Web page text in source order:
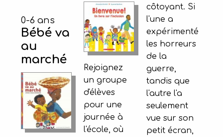
côtoyant. Si
l'une a
expérimenté
les horreurs
de la
guerre,
tandis que
l'autre l'a
seulement
vue sur son
petit écran,
0-6 ans
Bébé va
au
marché
Rejoignez
un groupe
d'élèves
pour une
journée à
l'école, où